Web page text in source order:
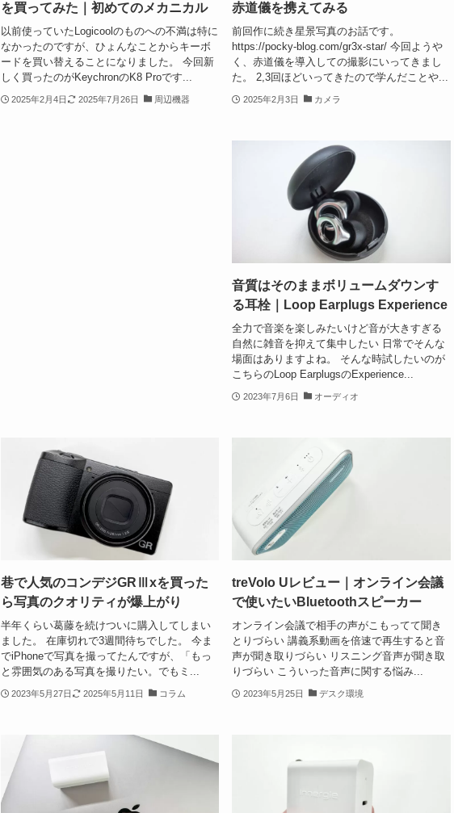
を買ってみた｜初めてのメカニカル
以前使っていたLogicoolのものへの不満は特に
なかったのですが、ひょんなことからキーボ
ードを買い替えることになりました。 今回新
しく買ったのがKeychronのK8 Proです...
2025年2月4日 2025年7月26日 周辺機器
赤道儀を携えてみる
前回作に続き星景写真のお話です。
https://pocky-blog.com/gr3x-star/ 今回ようや
く、赤道儀を導入しての撮影にいってきまし
た。 2,3回ほどいってきたので学んだことや...
2025年2月3日 カメラ
音質はそのままボリュームダウンす
る耳栓｜Loop Earplugs Experience
全力で音楽を楽しみたいけど音が大きすぎる
自然に雑音を抑えて集中したい 日常でそんな
場面はありますよね。 そんな時試したいのが
こちらのLoop EarplugsのExperience...
2023年7月6日 オーディオ
巷で人気のコンデジGRⅢxを買った
ら写真のクオリティが爆上がり
半年くらい葛藤を続けついに購入してしまい
ました。 在庫切れで3週間待ちでした。 今ま
でiPhoneで写真を撮ってたんですが、「もっ
と雰囲気のある写真を撮りたい。でもミ...
2023年5月27日 2025年5月11日 コラム
treVolo Uレビュー｜オンライン会議
で使いたいBluetoothスピーカー
オンライン会議で相手の声がこもってて聞き
とりづらい 講義系動画を倍速で再生すると音
声が聞き取りづらい リスニング音声が聞き取
りづらい こういった音声に関する悩み...
2023年5月25日 デスク環境